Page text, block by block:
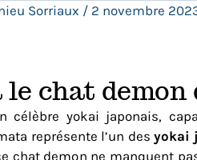
Sorriaux / 2 novembre
chat demon
célèbre yokai japonais,
représente l’un desyokai
chat demon ne manquent